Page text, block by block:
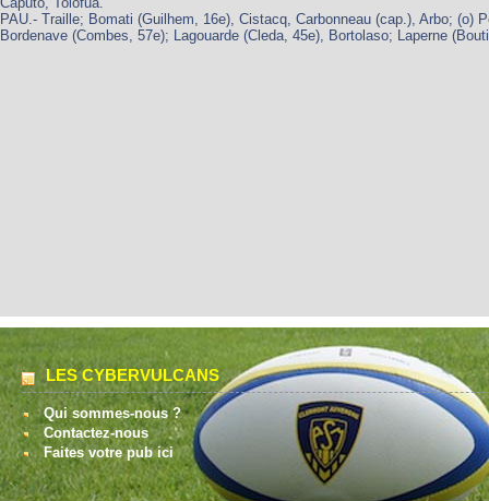
PAU.- Traille; Bomati (Guilhem, 16e), Cistacq, Carbonneau (cap.), Arbo; (o)
Bordenave (Combes, 57e); Lagouarde (Cleda, 45e), Bortolaso; Laperne
LES CYBERVULCANS
Qui sommes-nous ?
Contactez-nous
Faites votre pub ici